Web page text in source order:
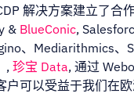
解决方案建立了合
& BlueConic,
、Mediarithmics、
,珍宝 Data, 通过
户可以受益于我们在